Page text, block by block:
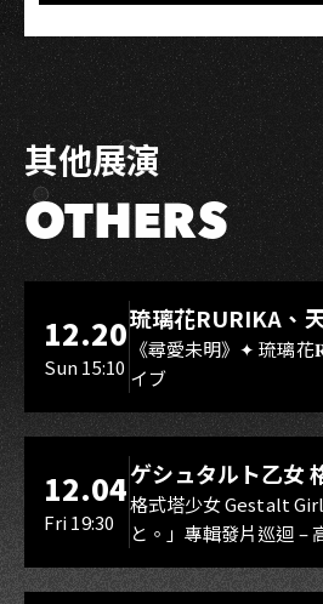
其他展演
OTHERS
LIVE WAREHOUSE 小庫
12.20
Sun 15:10
琉璃花RURIKA、
Rebirth、DUALIA
スマイル（O.A.）
《尋愛未明》✦ 琉璃
イブ
LIVE WAREHOUSE 小庫
12.04
Fri 19:30
ゲシュタルト乙女
Gestalt Girl
格式塔少女 Gestalt
と。」專輯發片巡迴 –